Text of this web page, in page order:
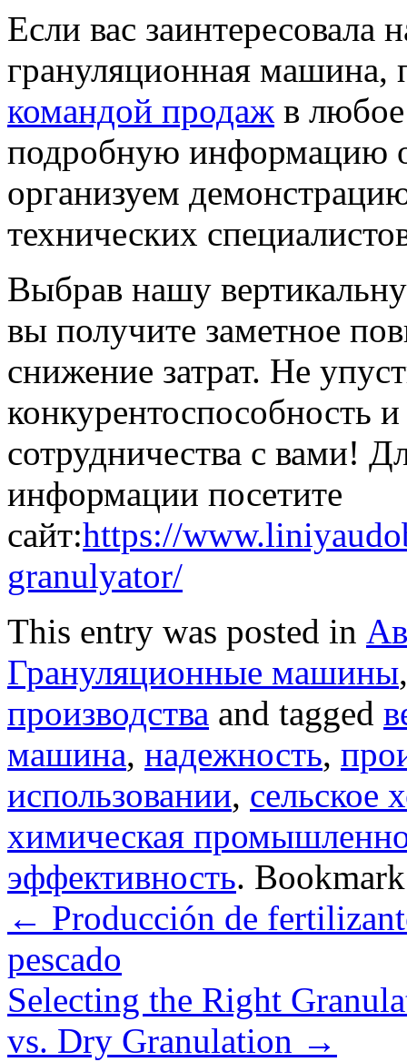
Если вас заинтересовала
грануляционная машина,
командой продаж в
подробную информацию
организуем
технических
Выбрав нашу
вы получите заметное
снижение затрат. Не
конкурентоспособность
сотрудничества с вами!
информации посетите
сайт:https://
granulyator/
This entry was posted in
Грануляционные машины
производства and tagged
машина, надежность,
использовании, сельское
химическая
эффективность.
← Producción de
pescado
Selecting the Right
vs. Dry Granulation →